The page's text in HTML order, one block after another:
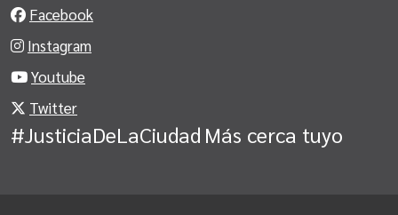
Facebook
Instagram
Youtube
Twitter
#JusticiaDeLaCiudad Más cerca tuyo